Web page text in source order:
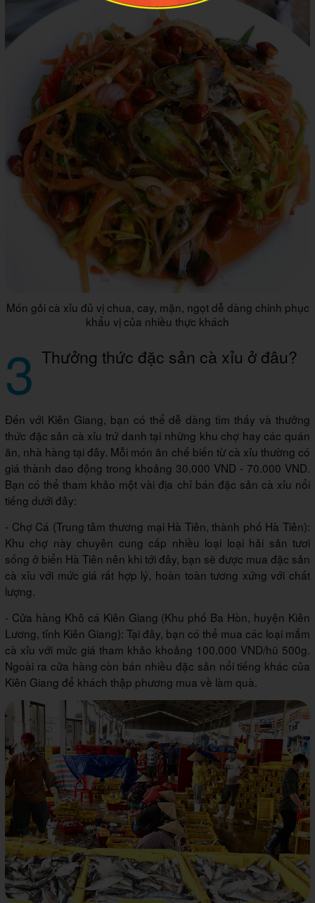
Món gỏi cà xỉu đủ vị chua, cay, mặn, ngọt dễ dàng chinh phục
khẩu vị của nhiều thực khách
3 Thưởng thức đặc sản cà xỉu ở đâu?
Đến với Kiên Giang, bạn có thể dễ dàng tìm thấy và thưởng
thức đặc sản cà xỉu trứ danh tại những khu chợ hay các quán
ăn, nhà hàng tại đây. Mỗi món ăn chế biến từ cà xỉu thường có
giá thành dao động trong khoảng 30.000 VND - 70.000 VND.
Bạn có thể tham khảo một vài địa chỉ bán đặc sản cà xỉu nổi
tiếng dưới đây:
- Chợ Cá (Trung tâm thương mại Hà Tiên, thành phố Hà Tiên):
Khu chợ này chuyên cung cấp nhiều loại loại hải sản tươi
sống ở biển Hà Tiên nên khi tới đây, bạn sẽ được mua đặc sản
cà xỉu với mức giá rất hợp lý, hoàn toàn tương xứng với chất
lượng.
- Cửa hàng Khô cá Kiên Giang (Khu phố Ba Hòn, huyện Kiên
Lương, tỉnh Kiên Giang): Tại đây, bạn có thể mua các loại mắm
cà xỉu với mức giá tham khảo khoảng 100.000 VND/hũ 500g.
Ngoài ra cửa hàng còn bán nhiều đặc sản nổi tiếng khác của
Kiên Giang để khách thập phương mua về làm quà.